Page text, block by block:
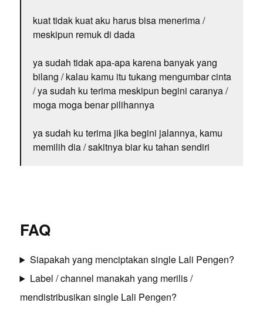
kuat tidak kuat aku harus bisa menerima /
meskipun remuk di dada
ya sudah tidak apa-apa karena banyak yang
bilang / kalau kamu itu tukang mengumbar cinta
/ ya sudah ku terima meskipun begini caranya /
moga moga benar pilihannya
ya sudah ku terima jika begini jalannya, kamu
memilih dia / sakitnya biar ku tahan sendiri
FAQ
Siapakah yang menciptakan single Lali Pengen?
Label / channel manakah yang merilis /
mendistribusikan single Lali Pengen?